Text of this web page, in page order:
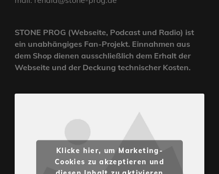
STONE PROG (Webseite, Podcast und Radio) ist
ein unabhängiges Fan-Projekt. Einnahmen aus
dem Shop dienen ausschließlich dem Erhalt der
Webseite und der Deckung technischer Kosten.
Klicke hier, um Marketing-
Cookies zu akzeptieren und